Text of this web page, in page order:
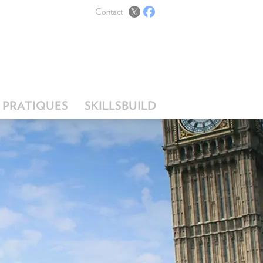
SKILLSBUILD
Contact